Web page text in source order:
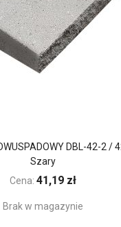
DBL-42-2 /
Szary
Cena: 41,19 zł
Brak w magazynie
do Ulubionych